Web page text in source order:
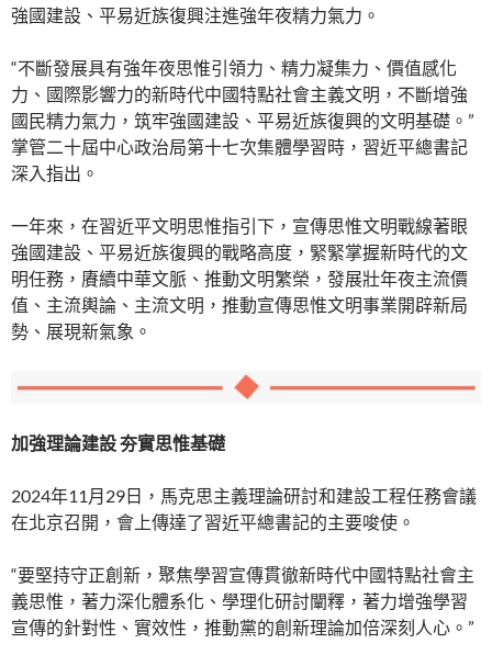
強國建設、平易近族復興注進強年夜精力氣力。
“不斷發展具有強年夜思惟引領力、精力凝集力、價值感化
力、國際影響力的新時代中國特點社會主義文明，不斷增強
國民精力氣力，筑牢強國建設、平易近族復興的文明基礎。”
掌管二十屆中心政治局第十七次集體學習時，習近平總書記
深入指出。
一年來，在習近平文明思惟指引下，宣傳思惟文明戰線著眼
強國建設、平易近族復興的戰略高度，緊緊掌握新時代的文
明任務，賡續中華文脈、推動文明繁榮，發展壯年夜主流價
值、主流輿論、主流文明，推動宣傳思惟文明事業開辟新局
勢、展現新氣象。
加強理論建設 夯實思惟基礎
2024年11月29日，馬克思主義理論研討和建設工程任務會議
在北京召開，會上傳達了習近平總書記的主要唆使。
“要堅持守正創新，聚焦學習宣傳貫徹新時代中國特點社會主
義思惟，著力深化體系化、學理化研討闡釋，著力增強學習
宣傳的針對性、實效性，推動黨的創新理論加倍深刻人心。”